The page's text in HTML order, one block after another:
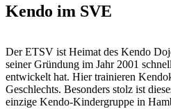
Kendo im SVE
Der ETSV ist Heimat des Kendo
seiner Gründung im Jahr 2001
entwickelt hat. Hier trainieren
Geschlechts. Besonders stolz ist
einzige Kendo-Kindergruppe in